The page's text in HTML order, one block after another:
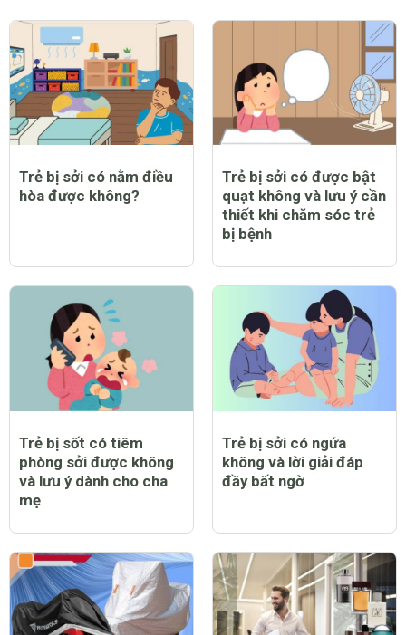
Trẻ bị sởi có nằm điều
hòa được không?
Trẻ bị sởi có được bật
quạt không và lưu ý cần
thiết khi chăm sóc trẻ
bị bệnh
Trẻ bị sốt có tiêm
phòng sởi được không
và lưu ý dành cho cha
mẹ
Trẻ bị sởi có ngứa
không và lời giải đáp
đầy bất ngờ